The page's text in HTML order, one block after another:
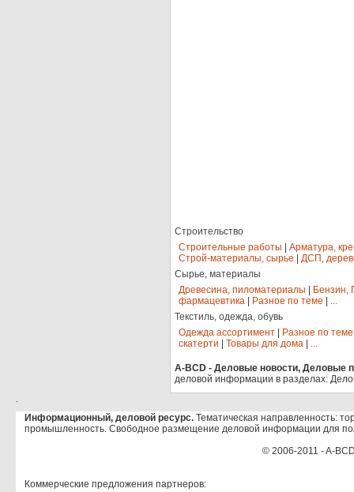
Строительство
Строительные работы
Арматура,
Строй-материалы, сырье
ДСП,
Сырье, материалы
Древесина, пиломатериалы
Бензин,
фармацевтика
Разное по теме
...
Текстиль, одежда, обувь
Одежда ассортимент
Разное по теме
скатерти
Товары для дома ...
A-BCD - Деловые новости, Деловые
деловой информации в разделах:
.
Информационный, деловой ресурс. Тематическая направленность:
промышленность. Свободное размещение деловой информации для
© 2006-2011 - A-
Коммерческие предложения партнеров: